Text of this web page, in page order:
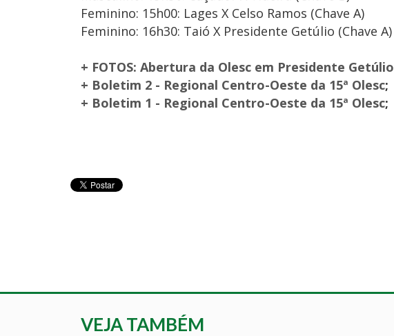
Feminino: 15h00: Lages X Celso Ramos (Chave A)
Feminino: 16h30: Taió X Presidente Getúlio (Chave A)
+ FOTOS: Abertura da Olesc em Presidente Getúlio
+ Boletim 2 - Regional Centro-Oeste da 15ª Olesc;
+ Boletim 1 - Regional Centro-Oeste da 15ª Olesc;
VEJA TAMBÉM